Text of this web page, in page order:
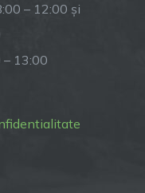
– 12:00 și
– 13:00